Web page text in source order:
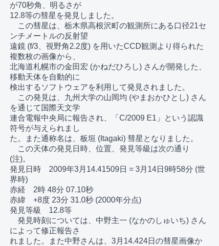
が70秒角、明るさが
12.8等の彗星を発見しました。
この彗星は、栃木県高根沢町の観測所にある口径21セ
ンチメートルの反射望
遠鏡 (f/3、視野角2.2度) を用いたCCD観測より得られた
複数枚の画像から、
北海道札幌市の金田宏 (かねだひろし) さんが開発した、
移動天体を自動的に
検出するソフトウェアを利用して発見されました。
この発見は、九州大学の山岡均 (やまおかひとし) さん
を通じて国際天文学
連合電報中央局に報告され、「C/2009 E1」という認識
符号が与えられまし
た。また通称名は、板垣 (Itagaki) 彗星となりました。
この天体の発見日時、位置、発見等級は次の通り
(注)。
発見日時　2009年3月14.41509日 = 3月14日9時58分 (世
界時)
赤経　2時 48分 07.10秒
赤緯　+8度 23分 31.0秒 (2000年分点)
発見等級　12.8等
発見時刻については、中野主一 (なかのしゅいち) さん
によって修正報告さ
れました。また中野さんは、3月14.424日の彗星画像か